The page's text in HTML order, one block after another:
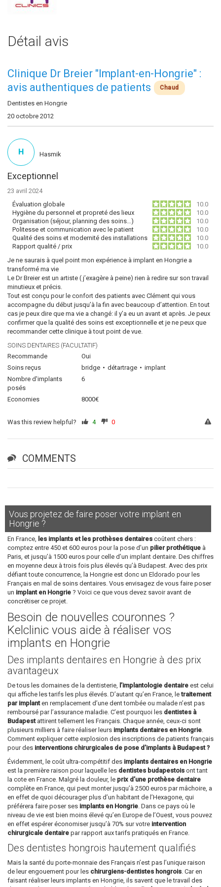
Détail avis
Clinique Dr Breier "Implant-en-Hongrie" :
avis authentiques de patients
Chaud
Dentistes en Hongrie
20 octobre 2012
Exceptionnel
23 avril 2024
Évaluation globale
10.0
Hygiène du personnel et propreté des lieux
10.0
Organisation (séjour, planning des soins…)
10.0
Politesse et communication avec le patient
10.0
Qualité des soins et modernité des installations
10.0
Rapport qualité / prix
10.0
Je ne saurais à quel point mon expérience à implant en Hongrie a
transformé ma vie
Le Dr Breier est un artiste ( j’exagère à peine) rien à redire sur son travail
minutieux et précis.
Tout est conçu pour le confort des patients avec Clément qui vous
accompagne du début jusqu’à la fin avec beaucoup d’attention. En tout
cas je peux dire que ma vie a changé: il y’a eu un avant et après. Je peux
confirmer que la qualité des soins est exceptionnelle et je ne peux que
recommander cette clinique à tout point de vue.
SOINS DENTAIRES (FACULTATIF)
Recommande
Oui
Soins reçus
bridge détartrage
implant
Nombre d'implants
posés
6
Economies 8000€
H Hasmik
Was this review helpful? 4 0
COMMENTS
Vous projetez de faire poser votre implant en
Hongrie ?
En France, les implants et les prothèses dentaires coûtent chers :
comptez entre 450 et 600 euros pour la pose d’un pilier prothétique à
Paris, et jusqu’à 1500 euros pour celle d’un implant dentaire. Des chiffres
en moyenne deux à trois fois plus élevés qu’à Budapest. Avec des prix
défiant toute concurrence, la Hongrie est donc un Eldorado pour les
Français en mal de soins dentaires. Vous envisagez de vous faire poser
un implant en Hongrie ? Voici ce que vous devez savoir avant de
concrétiser ce projet.
Besoin de nouvelles couronnes ?
Kelclinic vous aide à réaliser vos
implants en Hongrie
Des implants dentaires en Hongrie à des prix
avantageux
De tous les domaines de la dentisterie, l’implantologie dentaire est celui
qui affiche les tarifs les plus élevés. D’autant qu’en France, letraitement
par implanten remplacement d’une dent tombée ou malade n’est pas
remboursé par l’assurance maladie. C’est pourquoi les dentistes à
Budapestattirent tellement les Français. Chaque année, ceux-ci sont
plusieurs milliers à faire réaliser leurs implants dentaires en Hongrie.
Comment expliquer cette explosion des inscriptions de patients français
pour des interventions chirurgicales de pose d’implants à Budapest ?
Évidemment, le coût ultra-compétitif des implants dentaires en Hongrie
est la première raison pour laquelle les dentistes budapestois ont tant
la cote en France. Malgré la douleur, le prix d’une prothèse dentaire
complète en France, qui peut monter jusqu’à 2500 euros par mâchoire, a
en effet de quoi décourager plus d’un habitant de l’Hexagone, qui
préférera faire poser ses implants en Hongrie. Dans ce pays où le
niveau de vie est bien moins élevé qu’en Europe de l’Ouest, vous pouvez
en effet espérer économiser jusqu’à 70% sur votre intervention
chirurgicale dentaire par rapport aux tarifs pratiqués en France.
Des dentistes hongrois hautement qualifiés
Mais la santé du porte-monnaie des Français n’est pas l’unique raison
de leur engouement pour les chirurgiens-dentistes hongrois. Car en
faisant réaliser leurs implants en Hongrie, ils savent que le travail des